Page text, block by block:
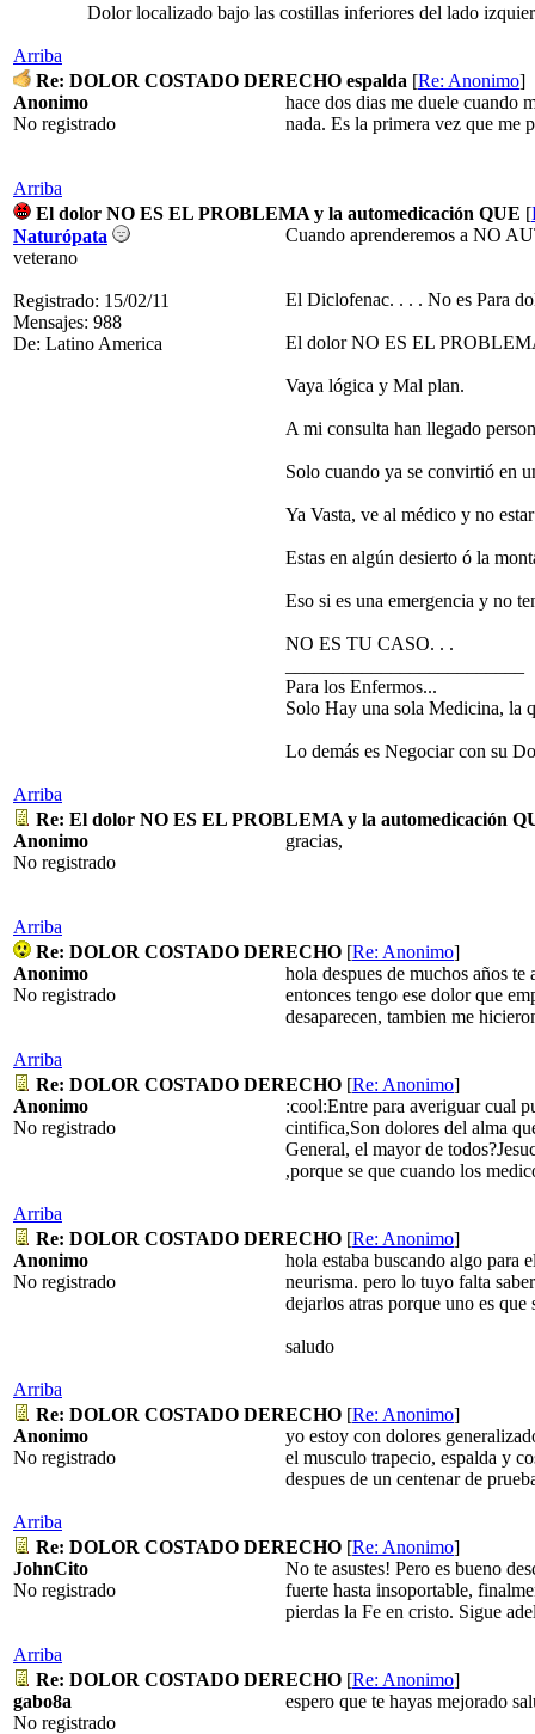
Dolor localizado bajo las costillas inferiores del lado
Arriba
Re: DOLOR COSTADO DERECHO espalda [Re: Anonimo]
Anonimo
No registrado
hace dos dias me duele cuando
nada. Es la primera vez que me
Arriba
El dolor NO ES EL PROBLEMA y la automedicación QUE [
Naturópata
veterano
Registrado: 15/02/11
Mensajes: 988
De: Latino America
Cuando aprenderemos a NO
El Diclofenac. . . . No es Para
El dolor NO ES EL
Vaya lógica y Mal plan.
A mi consulta han llegado
Solo cuando ya se convirtió en
Ya Vasta, ve al médico y no
Estas en algún desierto ó la
Eso si es una emergencia y no
NO ES TU CASO. . .
Para los Enfermos...
Solo Hay una sola Medicina, la
Lo demás es Negociar con su
Arriba
Re: El dolor NO ES EL PROBLEMA y la automedicación
Anonimo
No registrado
gracias,
Arriba
Re: DOLOR COSTADO DERECHO [Re: Anonimo]
Anonimo
No registrado
hola despues de muchos años
entonces tengo ese dolor que
desaparecen, tambien me
Arriba
Re: DOLOR COSTADO DERECHO [Re: Anonimo]
Anonimo
No registrado
:cool:Entre para averiguar cual
cintifica,Son dolores del alma
General, el mayor de
,porque se que cuando los
Arriba
Re: DOLOR COSTADO DERECHO [Re: Anonimo]
Anonimo
No registrado
hola estaba buscando algo para
neurisma. pero lo tuyo falta
dejarlos atras porque uno es
saludo
Arriba
Re: DOLOR COSTADO DERECHO [Re: Anonimo]
Anonimo
No registrado
yo estoy con dolores
el musculo trapecio, espalda y
despues de un centenar de
Arriba
Re: DOLOR COSTADO DERECHO [Re: Anonimo]
JohnCito
No registrado
No te asustes! Pero es bueno
fuerte hasta insoportable,
pierdas la Fe en cristo. Sigue
Arriba
Re: DOLOR COSTADO DERECHO [Re: Anonimo]
gabo8a
No registrado
espero que te hayas mejorado